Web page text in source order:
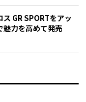
ス GR SPORTをアッ
力を高めて発売